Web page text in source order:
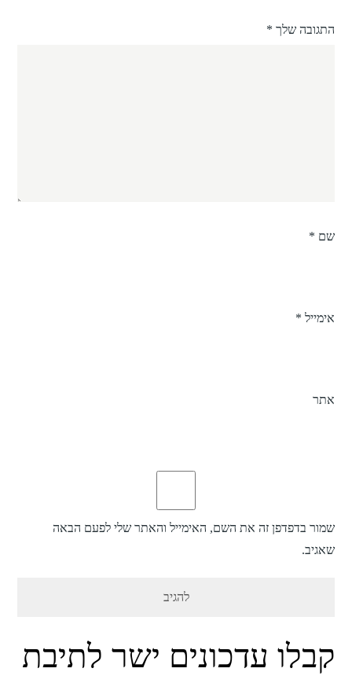
התגובה שלך *
שם *
אימייל *
אתר
שמור בדפדפן זה את השם, האימייל והאתר שלי לפעם הבאה
שאגיב.
קבלו עדכונים ישר לתיבת